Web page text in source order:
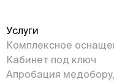
Услуги
Комплексное
Кабинет под ключ
Апробация